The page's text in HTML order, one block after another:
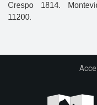
Crespo 1814.
11200.